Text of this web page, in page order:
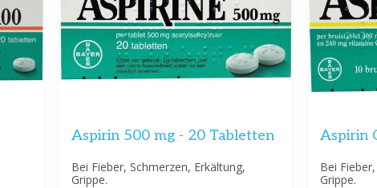
Aspirin 500 mg - 20 Tabletten
Bei Fieber, Schmerzen, Erkältung,
Grippe.
Aspirin
Bei
Grippe.